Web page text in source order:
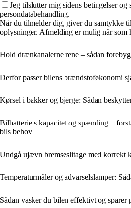
Jeg tilslutter mig sidens betingelser og
persondatabehandling.
Når du tilmelder dig, giver du samtykke
oplysninger. Afmelding er mulig når som
Hold drænkanalerne rene – sådan
Derfor passer bilens brændstoføkonomi
Kørsel i bakker og bjerge: Sådan
Bilbatteriets kapacitet og spænding –
bils behov
Undgå ujævn bremseslitage med korrekt
Temperaturmåler og advarselslamper:
Sådan vasker du bilen effektivt og sparer